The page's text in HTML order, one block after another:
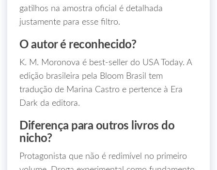
gatilhos na amostra oficial é detalhada
justamente para esse filtro.
O autor é reconhecido?
K. M. Moronova é best-seller do USA Today. A
edição brasileira pela Bloom Brasil tem
tradução de Marina Castro e pertence à Era
Dark da editora.
Diferença para outros livros do
nicho?
Protagonista que não é redimível no primeiro